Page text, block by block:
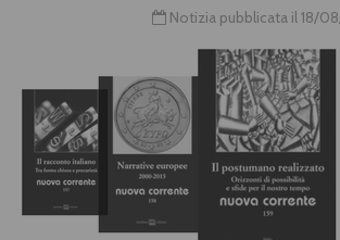
Notizia pubblicata il 18/